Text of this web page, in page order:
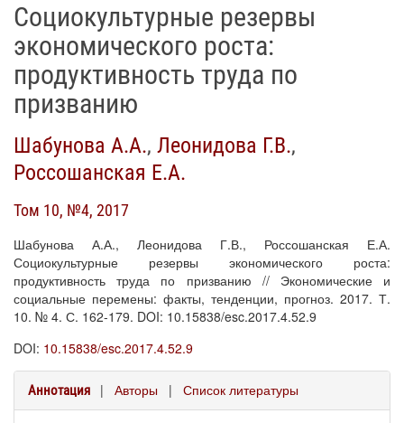
Социокультурные резервы
экономического роста:
продуктивность труда по
призванию
Шабунова А.А., Леонидова Г.В.,
Россошанская Е.А.
Том 10, №4, 2017
Шабунова А.А., Леонидова Г.В., Россошанская Е.А.
Социокультурные резервы экономического роста:
продуктивность труда по призванию // Экономические и
социальные перемены: факты, тенденции, прогноз. 2017. Т.
10. № 4. С. 162-179. DOI: 10.15838/esc.2017.4.52.9
DOI: 10.15838/esc.2017.4.52.9
Аннотация | Авторы | Список литературы